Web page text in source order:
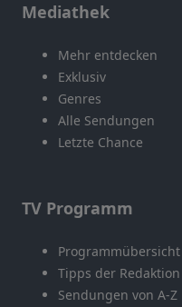
Mediathek
Mehr entdecken
Exklusiv
Genres
Alle Sendungen
Letzte Chance
TV Programm
Programmübersicht
Tipps der Redaktion
Sendungen von A-Z